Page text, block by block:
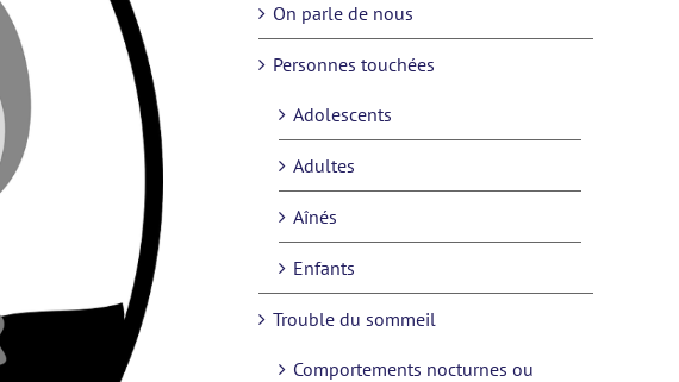
On parle de nous
Personnes touchées
Adolescents
Adultes
Aînés
Enfants
Trouble du sommeil
Comportements nocturnes ou